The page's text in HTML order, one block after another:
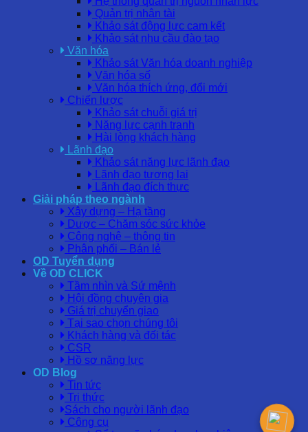
Quản trị nhân tài
Khảo sát động lực cam kết
Khảo sát nhu cầu đào tạo
Văn hóa
Khảo sát Văn hóa doanh nghiệp
Văn hóa số
Văn hóa thích ứng, đổi mới
Chiến lược
Khảo sát chuỗi giá trị
Năng lực cạnh tranh
Hài lòng khách hàng
Lãnh đạo
Khảo sát năng lực lãnh đạo
Lãnh đạo tương lai
Lãnh đạo đích thực
Giải pháp theo ngành
Xây dựng – Hạ tầng
Dược – Chăm sóc sức khỏe
Công nghệ – thông tin
Phân phối – Bán lẻ
OD Tuyển dụng
Về OD CLICK
Tầm nhìn và Sứ mệnh
Hội đồng chuyên gia
Giá trị chuyển giao
Tại sao chọn chúng tôi
Khách hàng và đối tác
CSR
Hồ sơ năng lực
OD Blog
Tin tức
Tri thức
Sách cho người lãnh đạo
Công cụ